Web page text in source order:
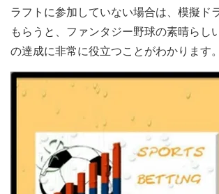
ラフトに参加していない場合は、模擬ド
もらうと、ファンタジー野球の素晴らし
の達成に非常に役立つことがわかります。